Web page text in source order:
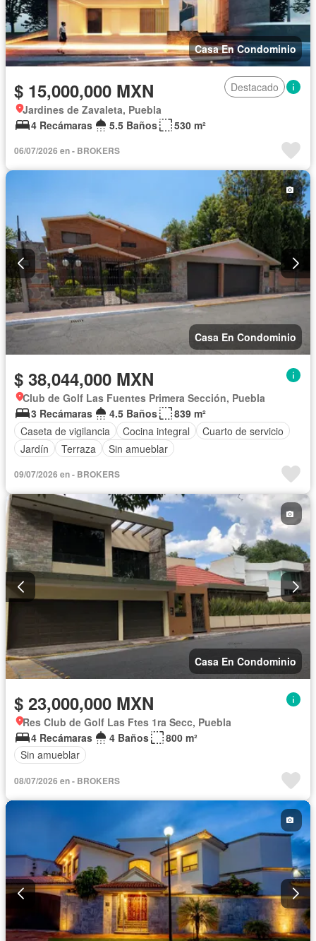
Casa En Condominio
$ 15,000,000 MXN
Destacado
Jardines de Zavaleta, Puebla
4 Recámaras
5.5 Baños 530 m²
06/07/2026 en - BROKERS
Casa En Condominio
$ 38,044,000 MXN
Club de Golf Las Fuentes Primera Sección, Puebla
3 Recámaras
4.5 Baños
839 m²
Caseta de vigilancia
Cocina integral
Cuarto de servicio
Jardín
Terraza Sin amueblar
09/07/2026 en - BROKERS
Casa En Condominio
$ 23,000,000 MXN
Res Club de Golf Las Ftes 1ra Secc, Puebla
4 Recámaras
4 Baños
800 m²
Sin amueblar
08/07/2026 en - BROKERS